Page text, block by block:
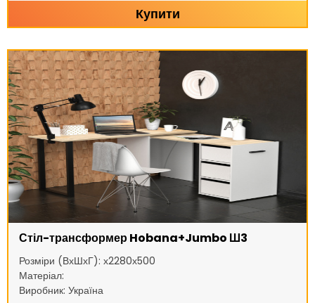
Купити
Стіл-трансформер Hobana+Jumbo Ш3
Розміри (ВхШхГ): х2280х500
Матеріал:
Виробник: Україна